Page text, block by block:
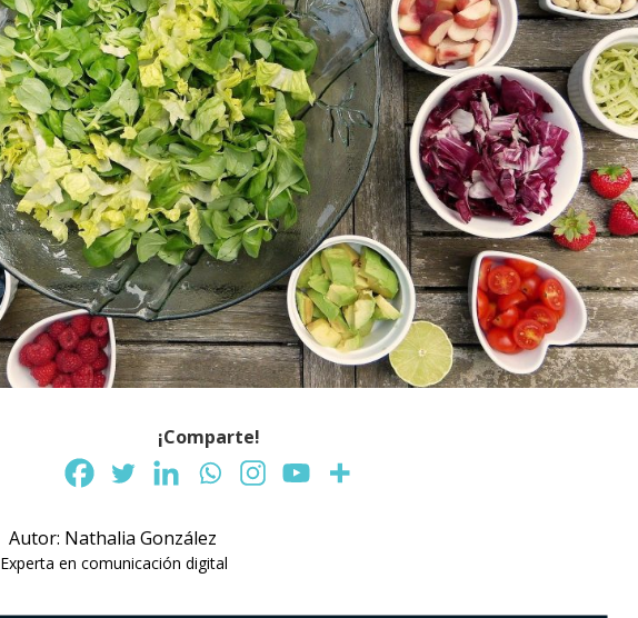
¡Comparte!
Autor: Nathalia González
Experta en comunicación digital